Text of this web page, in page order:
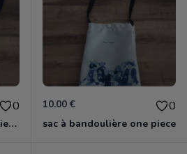
0
sac à bandoulière one piece chopper
10.00 € 0
sac à bandoulière one piece